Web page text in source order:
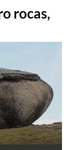
rocas,